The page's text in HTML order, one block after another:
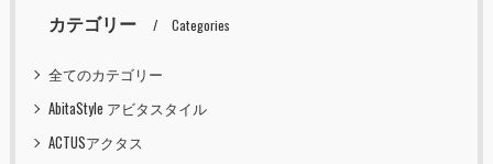
カテゴリー Categories
全てのカテゴリー
AbitaStyle アビタスタイル
ACTUSアクタス